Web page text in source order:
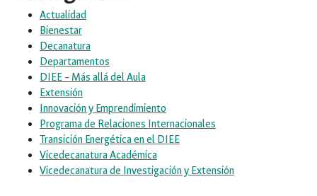
Actualidad
Bienestar
Decanatura
Departamentos
DIEE – Más allá del Aula
Extensión
Innovación y Emprendimiento
Programa de Relaciones Internacionales
Transición Energética en el DIEE
Vicedecanatura Académica
Vicedecanatura de Investigación y Extensión